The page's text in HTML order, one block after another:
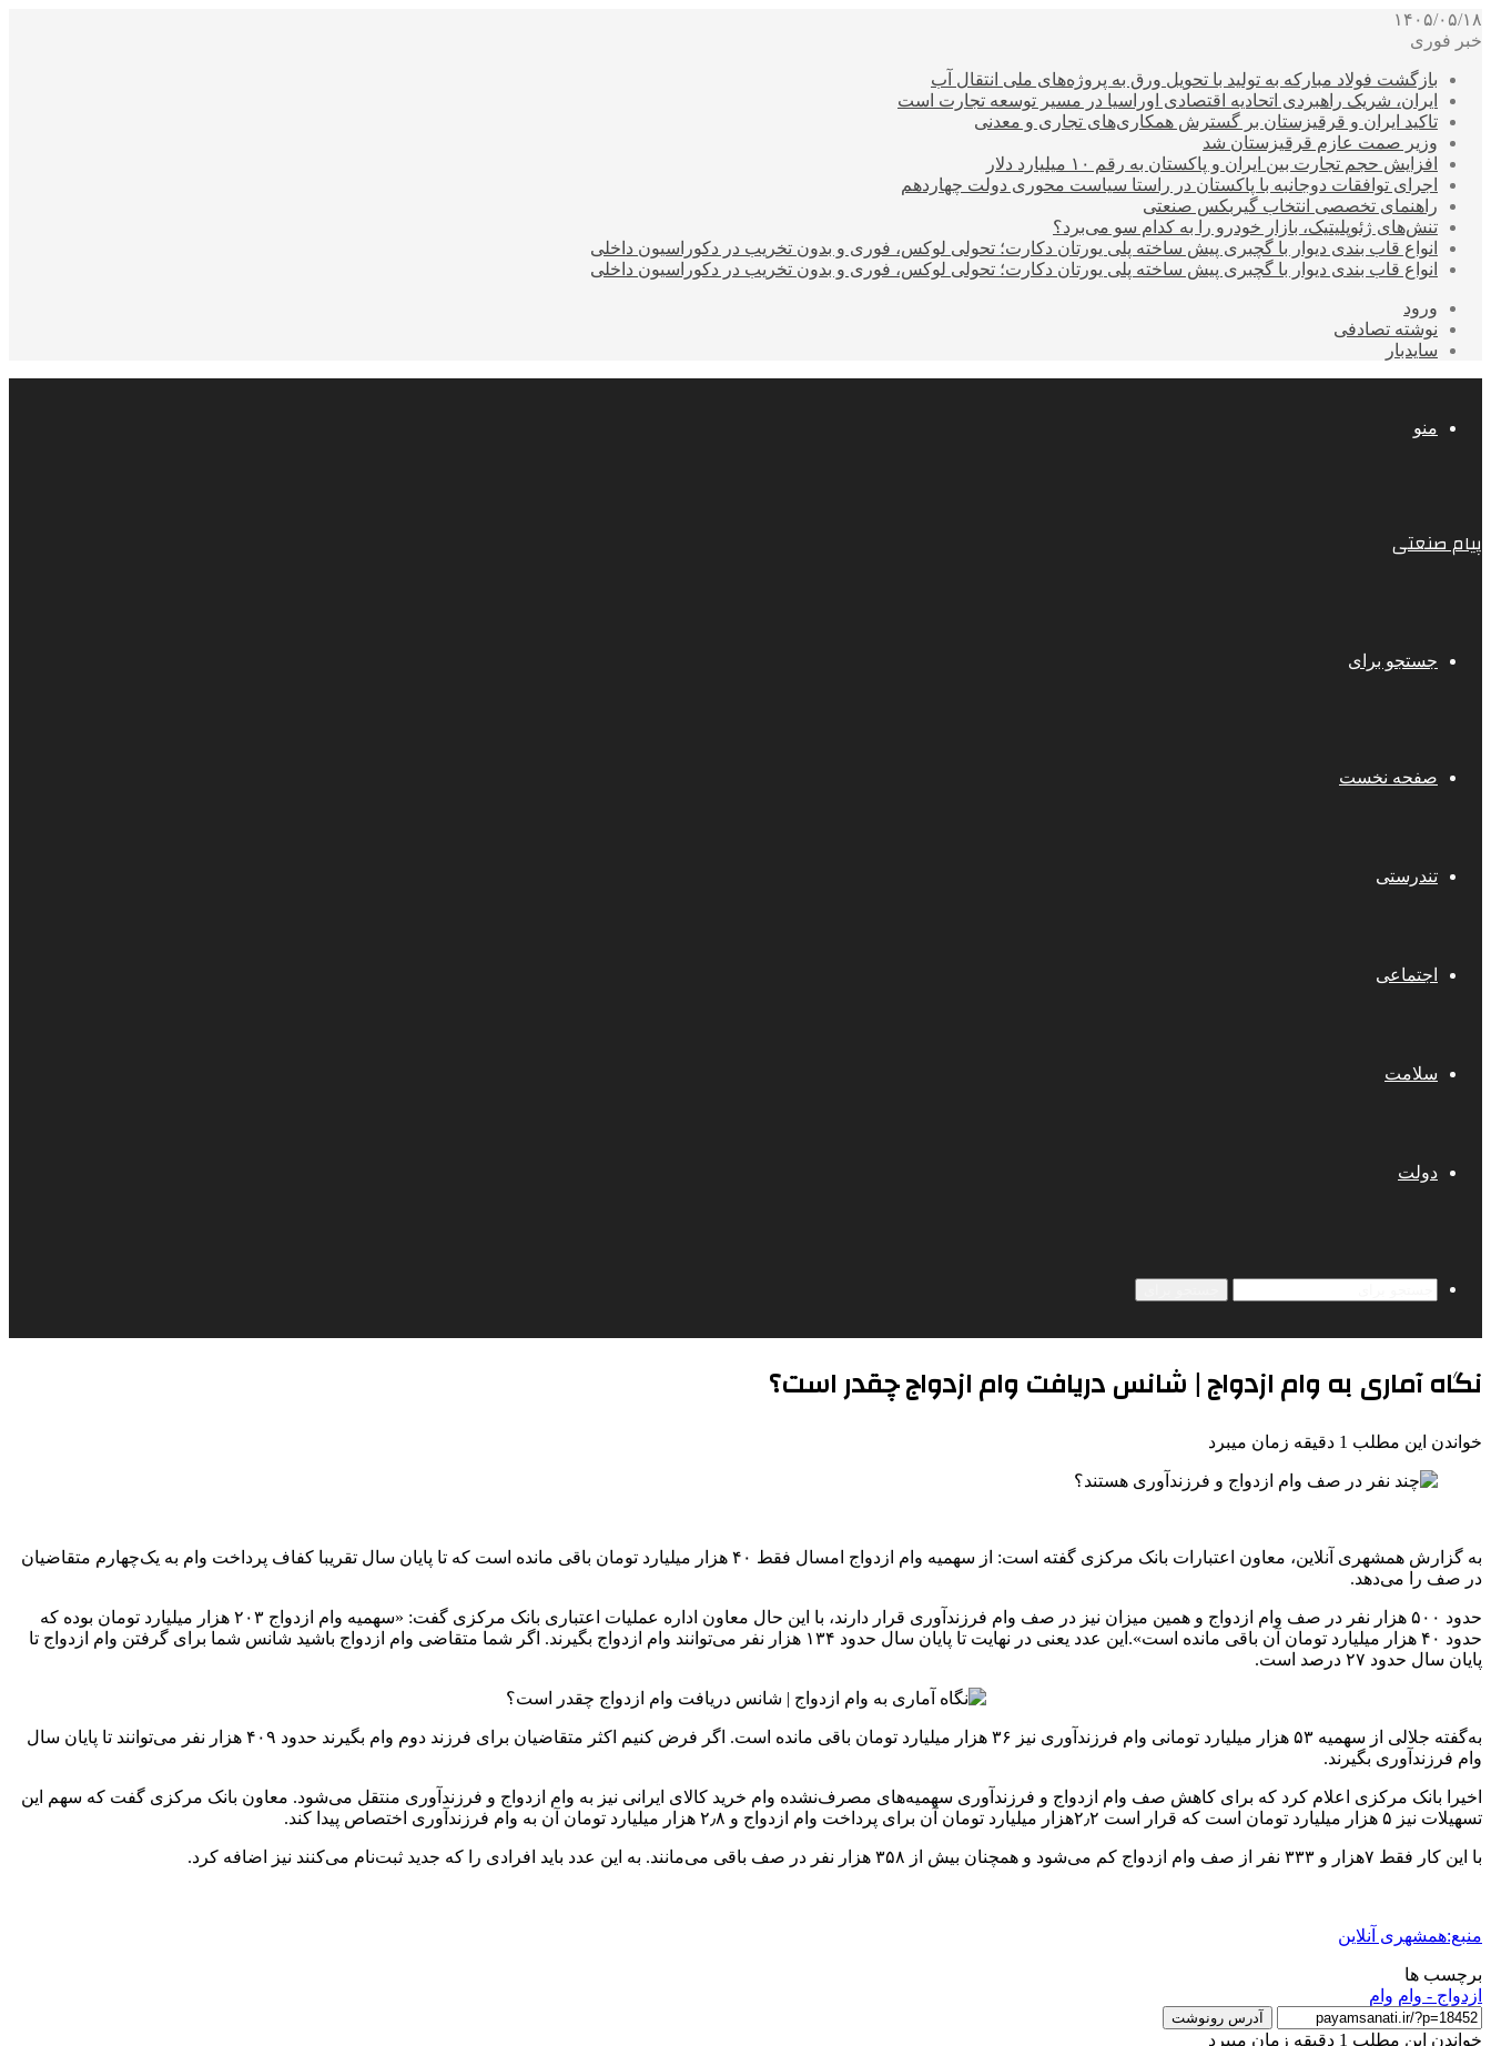
۱۴۰۵/۰۵/۱۸
خبر فوری
بازگشت فولاد مبارکه به تولید با تحویل ورق به پروژه‌های ملی انتقال آب
ایران، شریک راهبردی اتحادیه اقتصادی اوراسیا در مسیر توسعه تجارت است
تاکید ایران و قرقیزستان بر گسترش همکاری‌های تجاری و معدنی
وزیر صمت عازم قرقیزستان شد
افزایش حجم تجارت بین ایران و پاکستان به رقم ۱۰ میلیارد دلار
اجرای توافقات دوجانبه با پاکستان در راستا سیاست محوری دولت چهاردهم
راهنمای تخصصی انتخاب گیربکس صنعتی
تنش‌های ژئوپلیتیک، بازار خودرو را به کدام سو می‌برد؟
انواع قاب بندی دیوار با گچبری پیش ساخته پلی یورتان دکارت؛ تحولی لوکس، فوری و بدون تخریب در دکوراسیون داخلی
انواع قاب بندی دیوار با گچبری پیش ساخته پلی یورتان دکارت؛ تحولی لوکس، فوری و بدون تخریب در دکوراسیون داخلی
ورود
نوشته تصادفی
سایدبار
منو
پیام صنعتی
جستجو برای
صفحه نخست
تندرستی
اجتماعی
سلامت
دولت
نگاه آماری به وام ازدواج | شانس دریافت وام ازدواج چقدر است؟
خواندن این مطلب 1 دقیقه زمان میبرد
به گزارش همشهری آنلاین، معاون اعتبارات بانک مرکزی گفته است: از سهمیه وام ازدواج امسال فقط ۴۰ هزار میلیارد تومان باقی مانده است که تا پایان سال تقریبا کفاف پرداخت وام به یک‌چهارم متقاضیان
در صف را می‌دهد.
حدود ۵۰۰ هزار نفر در صف وام ازدواج و همین میزان نیز در صف وام فرزندآوری قرار دارند، با این حال معاون اداره عملیات اعتباری بانک مرکزی گفت: «سهمیه وام ازدواج ۲۰۳ هزار میلیارد تومان بوده که
حدود ۴۰ هزار میلیارد تومان آن باقی مانده است».این عدد یعنی در نهایت تا پایان سال حدود ۱۳۴ هزار نفر می‌توانند وام ازدواج بگیرند. اگر شما متقاضی وام ازدواج باشید شانس شما برای گرفتن وام ازدواج تا
پایان سال حدود ۲۷ درصد است.
به‌گفته جلالی از سهمیه ۵۳ هزار میلیارد تومانی وام فرزندآوری نیز ۳۶ هزار میلیارد تومان باقی مانده است. اگر فرض کنیم اکثر متقاضیان برای فرزند دوم وام بگیرند حدود ۴۰۹ هزار نفر می‌توانند تا پایان سال
وام فرزندآوری بگیرند.
اخیرا بانک مرکزی اعلام کرد که برای کاهش صف وام ازدواج و فرزندآوری سهمیه‌های مصرف‌نشده وام خرید کالای ایرانی نیز به وام‌ ازدواج و فرزندآوری منتقل می‌شود. معاون بانک مرکزی گفت که سهم این
تسهیلات نیز ۵ هزار میلیارد تومان است که قرار است ۲٫۲‌هزار میلیارد تومان آن برای پرداخت وام ازدواج و ۲٫۸ هزار میلیارد تومان آن به وام فرزندآوری اختصاص پیدا کند.
با این کار فقط ۷‌هزار و ۳۳۳ نفر از صف وام ازدواج کم می‌شود و همچنان بیش از ۳۵۸ هزار نفر در صف باقی می‌مانند. به این عدد باید افرادی را که جدید ثبت‌نام می‌کنند نیز اضافه کرد.
منبع:همشهری آنلاین
برچسب ها
ازدواج - وام وام
آدرس رونوشت
خواندن این مطلب 1 دقیقه زمان میبرد